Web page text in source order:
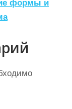
формы и